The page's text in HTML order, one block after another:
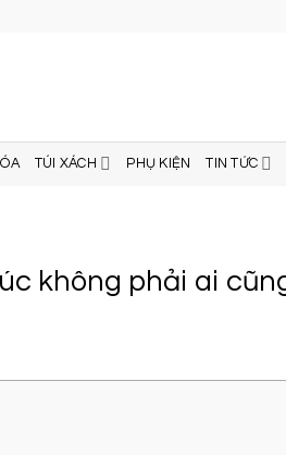
TÚI XÁCH PHỤ KIỆN TIN TỨC
không phải ai